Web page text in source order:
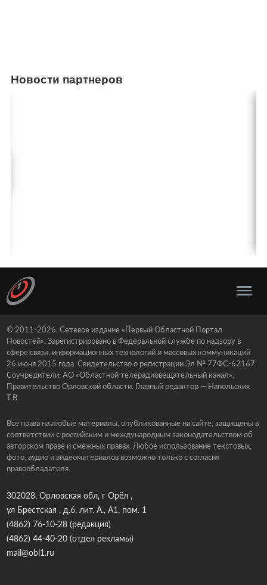
Новости партнеров
© 2011-2026, Сетевое издание «Первый Областной Портал
Новостей». Зарегистрировано в Федеральной службе по надзору в
сфере связи, информационных технологий и массовых коммуникаций
26 июня 2015 года. Свидетельство о регистрации Эл № 77ФС-62167.
Соучредители: АО «Областной телерадиовещательный канал»,
Правительство Орловской области. Главный редактор — Напольских
Т.В.
Все права на любые материалы, опубликованные на сайте, защищены в
соответствии с российским и международным законодательством об
авторском праве и смежных правах. Любое использование текстовых,
фото, аудио и видеоматериалов возможно только с согласия
правообладателя.
302028, Орловская обл, г Орёл ,
ул Брестская , д.6, лит. А., А1, пом. 1
(4862) 76-10-28(редакция)
(4862) 44-40-20(отдел рекламы)
mail@obl1.ru